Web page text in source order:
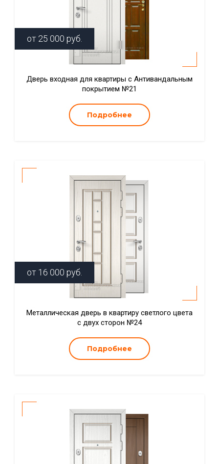
от 25 000 руб.
Дверь входная для квартиры с Антивандальным
покрытием №21
Подробнее
от 16 000 руб.
Металлическая дверь в квартиру светлого цвета
с двух сторон №24
Подробнее